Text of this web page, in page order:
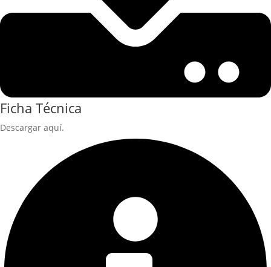
Ficha Técnica
Descargar aquí.